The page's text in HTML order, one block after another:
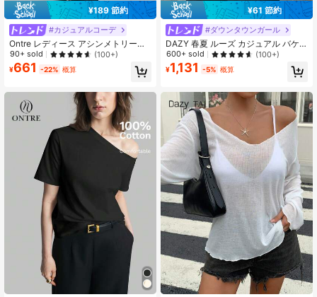
¥189 節約
#カジュアルコーデ
Ontre レディース アシンメトリーシ
ョルダー 半袖Tシャツ オールホワイ
ト 夏 シンプル 普段使い ミニマル エ
レガント 無地 カジュアル オフィス
90+ sold (100+)
¥661 -22% 概算
¥61 節約
#ダウンタウンガール
DAZY 春夏 ルーズ カジュアル バケ
ーション ビーチ サンド柄プリント
ホワイト レディースTシャツ
600+ sold (100+)
¥1,131 -5% 概算